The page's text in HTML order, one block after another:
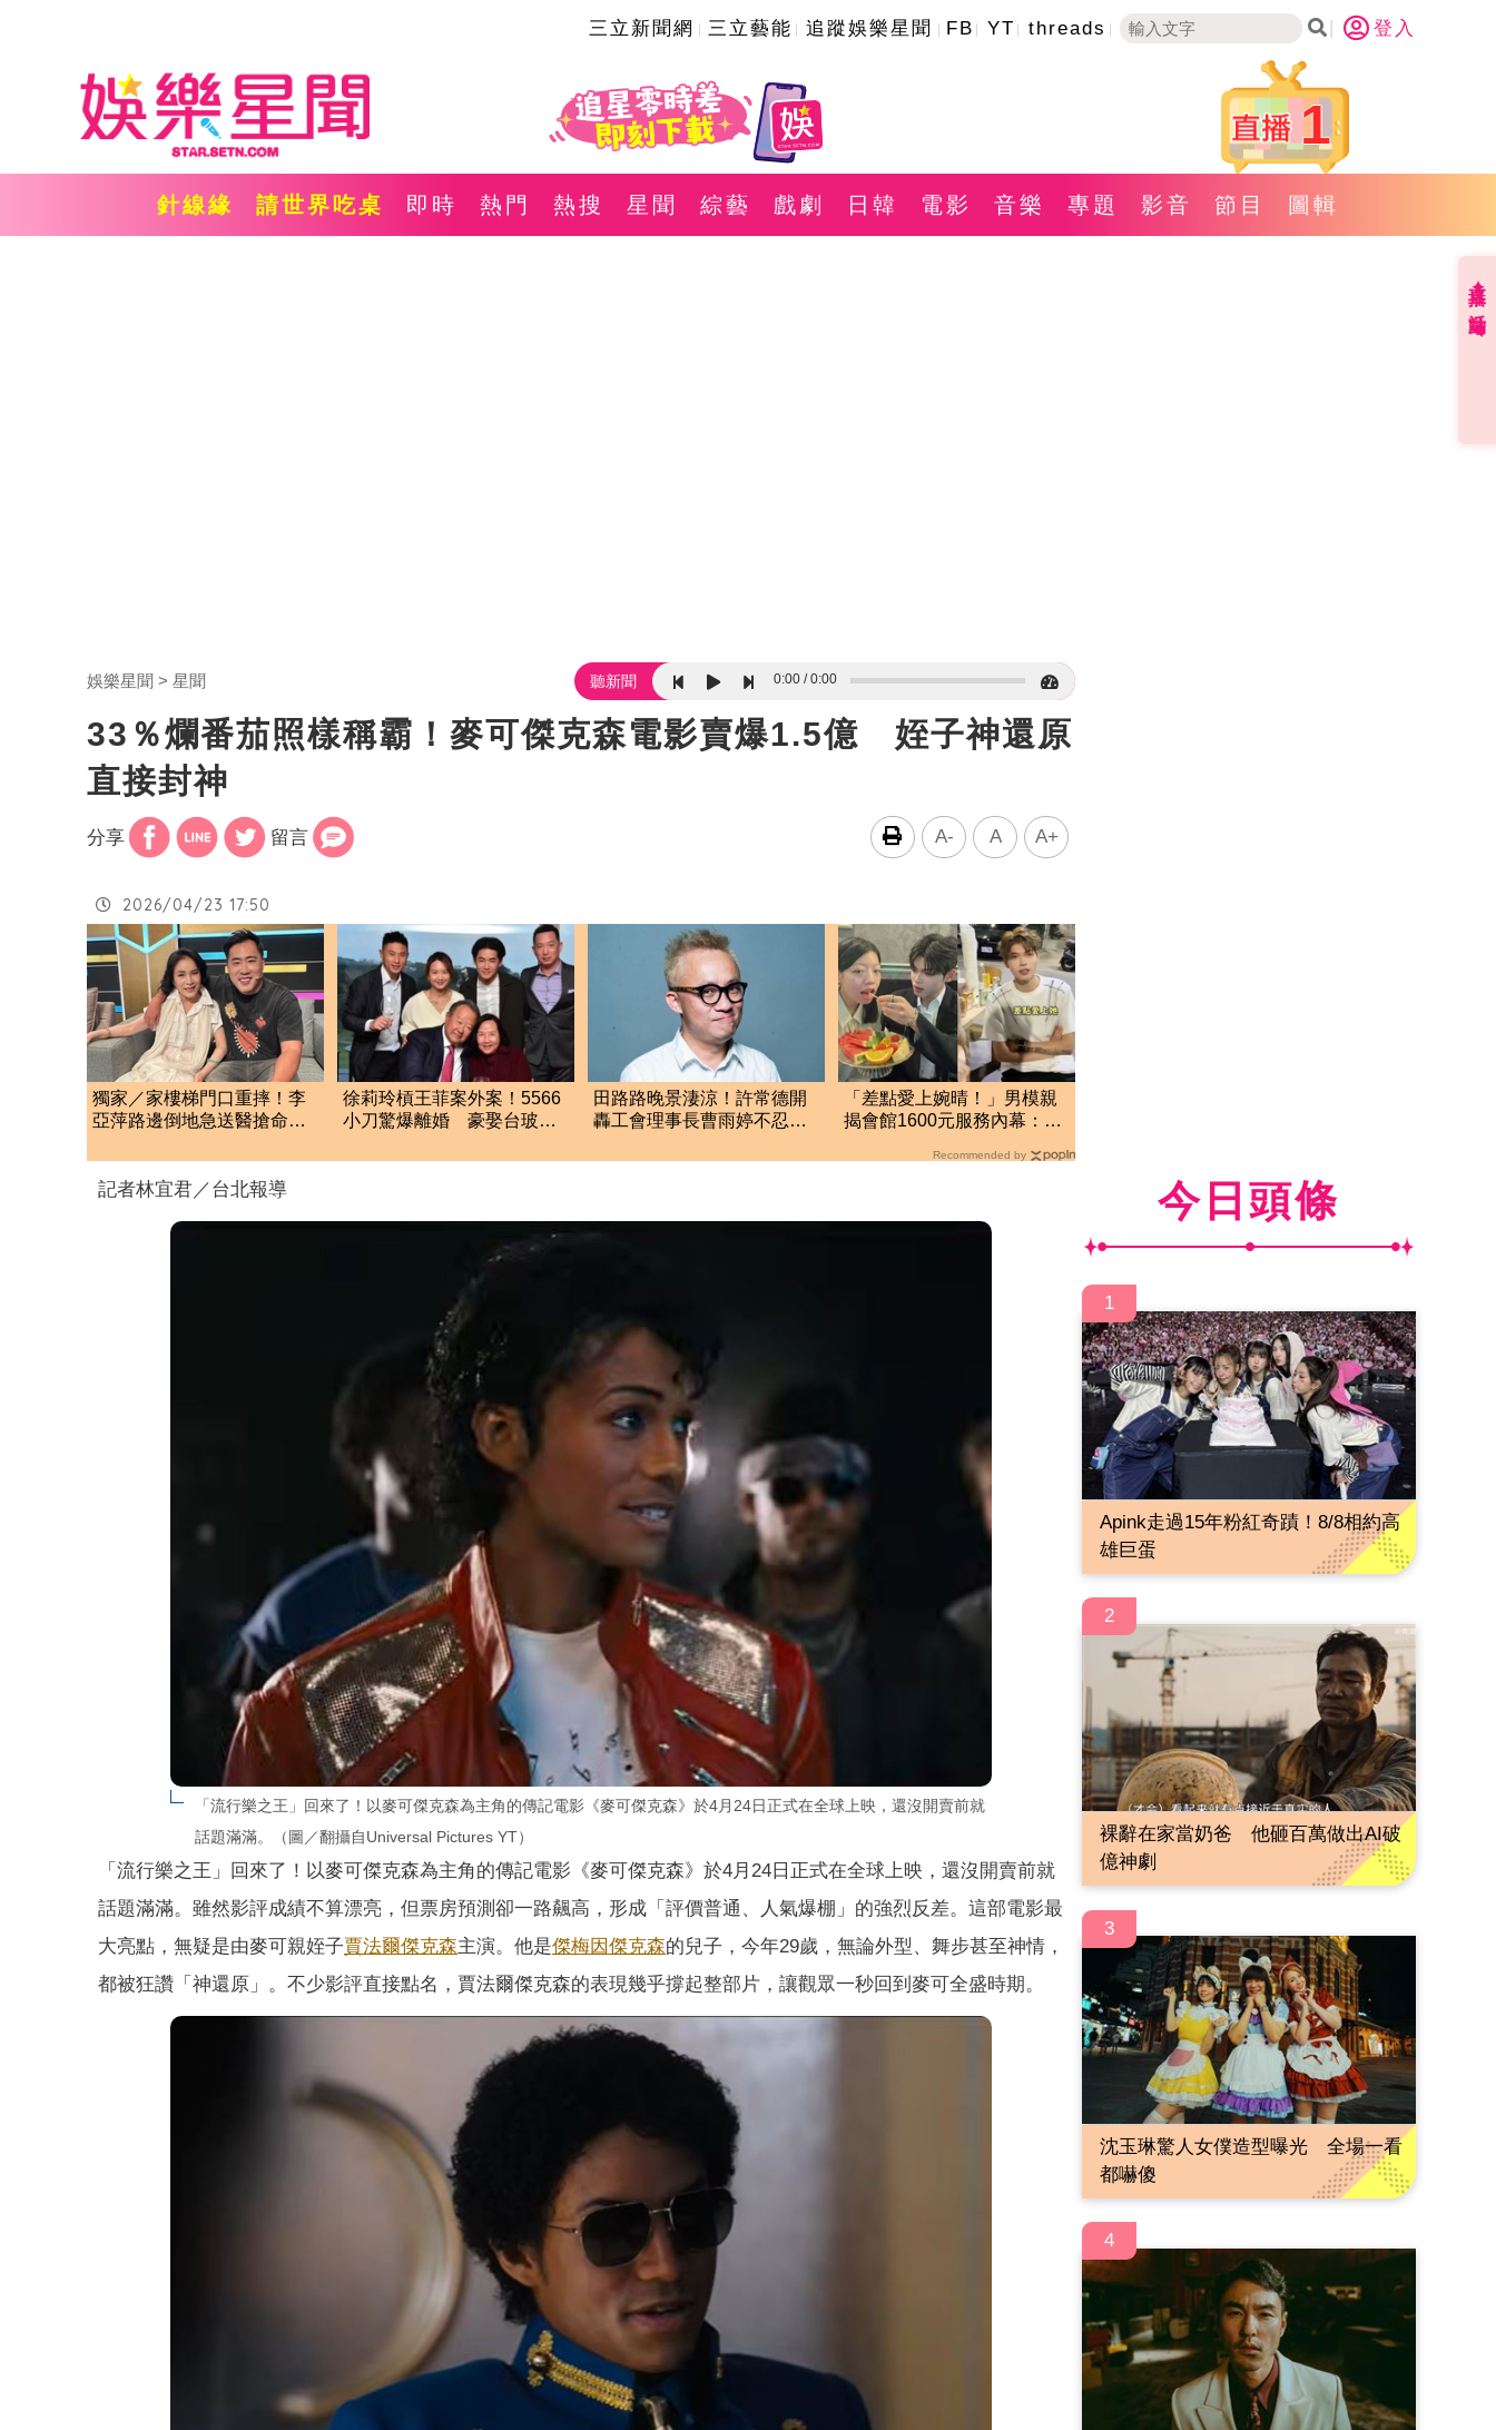
三立新聞網 三立藝能 追蹤娛樂星聞 FB YT threads 登入
1
針線緣 請世界吃桌 即時 熱門 熱搜 星聞 綜藝 戲劇 日韓 電影 音樂 專題 影音 節目 圖輯
娛樂星聞 星聞 聽新聞 0:00 0:00
33％爛番茄照樣稱霸！麥可傑克森電影賣爆1.5億 姪子神還原
直接封神
分享 留言 A- A A+
2026/04/23 17:50
獨家／家樓梯門口重摔！李
亞萍路邊倒地急送醫搶命
徐莉玲槓王菲案外案！5566
小刀驚爆離婚 豪娶台玻千
田路路晚景淒涼！許常德開
轟工會理事長曹雨婷不忍
「差點愛上婉晴！」男模親
揭會館1600元服務內幕：開
Recommended by
記者林宜君／台北報導
「流行樂之王」回來了！以麥可傑克森為主角的傳記電影《麥可傑克森》於4月24日正式在全球上映，還沒開賣前就
話題滿滿。（圖／翻攝自Universal Pictures YT）
「流行樂之王」回來了！以麥可傑克森為主角的傳記電影《麥可傑克森》於4月24日正式在全球上映，還沒開賣前就
話題滿滿。雖然影評成績不算漂亮，但票房預測卻一路飆高，形成「評價普通、人氣爆棚」的強烈反差。這部電影最
大亮點，無疑是由麥可親姪子賈法爾傑克森主演。他是傑梅因傑克森的兒子，今年29歲，無論外型、舞步甚至神情，
都被狂讚「神還原」。不少影評直接點名，賈法爾傑克森的表現幾乎撐起整部片，讓觀眾一秒回到麥可全盛時期。
今日頭條
1
Apink走過15年粉紅奇蹟！8/8相約高
雄巨蛋
2
裸辭在家當奶爸 他砸百萬做出AI破
億神劇
3
沈玉琳驚人女僕造型曝光 全場一看
都嚇傻
4
直播✦活動